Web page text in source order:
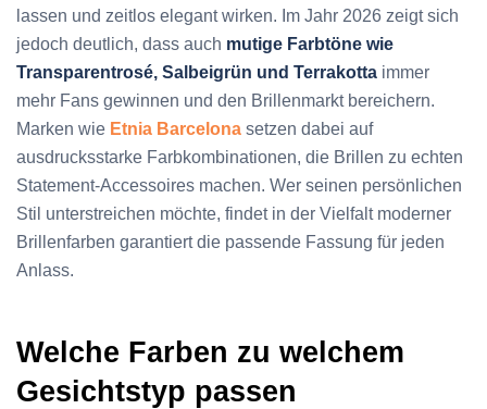
lassen und zeitlos elegant wirken. Im Jahr 2026 zeigt sich
jedoch deutlich, dass auch mutige Farbtöne wie
Transparentrosé, Salbeigrün und Terrakotta immer
mehr Fans gewinnen und den Brillenmarkt bereichern.
Marken wie Etnia Barcelona setzen dabei auf
ausdrucksstarke Farbkombinationen, die Brillen zu echten
Statement-Accessoires machen. Wer seinen persönlichen
Stil unterstreichen möchte, findet in der Vielfalt moderner
Brillenfarben garantiert die passende Fassung für jeden
Anlass.
Welche Farben zu welchem
Gesichtstyp passen